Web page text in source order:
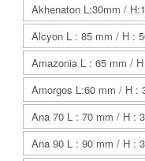
Akhenaton L:30mm /
Alcyon L : 85 mm / H :
Amazonia L : 65 mm /
Amorgos L:60 mm / H :
Ana 70 L : 70 mm / H :
Ana 90 L : 90 mm / H :